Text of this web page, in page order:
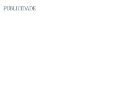
PUBLICIDADE